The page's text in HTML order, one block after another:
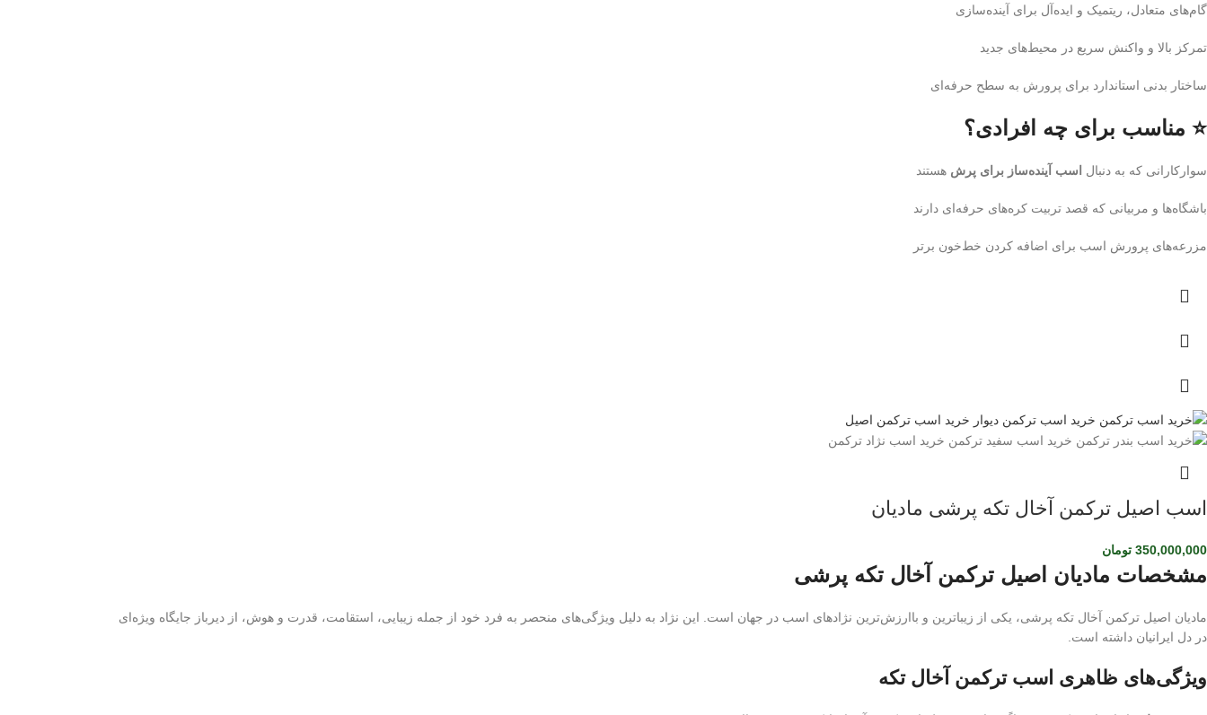
گام‌های متعادل، ریتمیک و ایده‌آل برای آینده‌سازی
تمرکز بالا و واکنش سریع در محیط‌های جدید
ساختار بدنی استاندارد برای پرورش به سطح حرفه‌ای
⭐ مناسب برای چه افرادی؟
سوارکارانی که به دنبال اسب آینده‌ساز برای پرش هستند
باشگاه‌ها و مربیانی که قصد تربیت کره‌های حرفه‌ای دارند
مزرعه‌های پرورش اسب برای اضافه کردن خط‌خون برتر
اسب اصیل ترکمن آخال تکه پرشی مادیان
350,000,000 تومان
مشخصات مادیان اصیل ترکمن آخال تکه پرشی
مادیان اصیل ترکمن آخال تکه پرشی، یکی از زیباترین و باارزش‌ترین نژادهای اسب در جهان است. این نژاد به دلیل ویژگی‌های منحصر به فرد خود از جمله زیبایی، استقامت، قدرت و هوش، از دیرباز جایگاه ویژه‌ای
در دل ایرانیان داشته است.
ویژگی‌های ظاهری اسب ترکمن آخال تکه